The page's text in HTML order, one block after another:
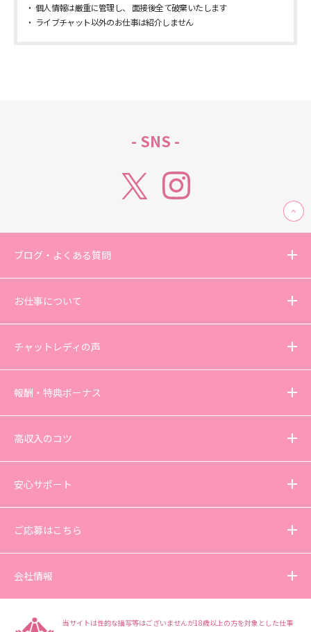
個人情報は厳重に管理し、 面接後全て破棄いたします
ライブチャット以外のお仕事は紹介しません
- SNS -
ブログ・よくある質問
お仕事について
チャットレディの声
報酬・特典ボーナス
高収入のコツ
安心サポート
ご応募はこちら
会社情報
当サイトは性的な描写等はございませんが18歳以上の方を対象とした仕事